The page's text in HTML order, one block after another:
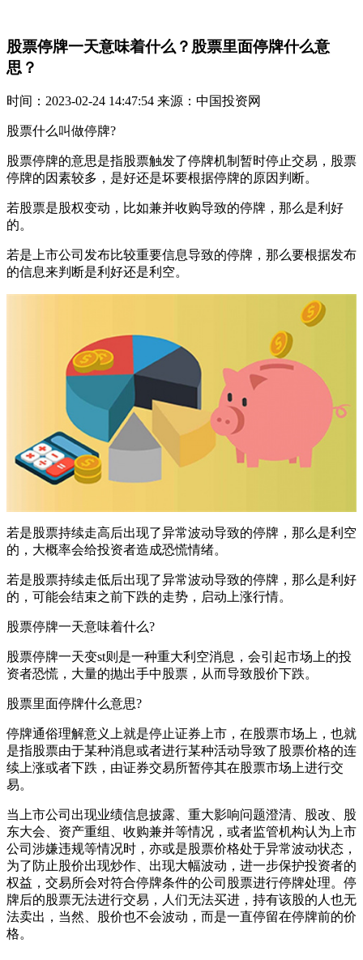
股票停牌一天意味着什么？股票里面停牌什么意
思？
时间：2023-02-24 14:47:54 来源：中国投资网
股票什么叫做停牌?
股票停牌的意思是指股票触发了停牌机制暂时停止交易，股票
停牌的因素较多，是好还是坏要根据停牌的原因判断。
若股票是股权变动，比如兼并收购导致的停牌，那么是利好
的。
若是上市公司发布比较重要信息导致的停牌，那么要根据发布
的信息来判断是利好还是利空。
若是股票持续走高后出现了异常波动导致的停牌，那么是利空
的，大概率会给投资者造成恐慌情绪。
若是股票持续走低后出现了异常波动导致的停牌，那么是利好
的，可能会结束之前下跌的走势，启动上涨行情。
股票停牌一天意味着什么?
股票停牌一天变st则是一种重大利空消息，会引起市场上的投
资者恐慌，大量的抛出手中股票，从而导致股价下跌。
股票里面停牌什么意思?
停牌通俗理解意义上就是停止证券上市，在股票市场上，也就
是指股票由于某种消息或者进行某种活动导致了股票价格的连
续上涨或者下跌，由证券交易所暂停其在股票市场上进行交
易。
当上市公司出现业绩信息披露、重大影响问题澄清、股改、股
东大会、资产重组、收购兼并等情况，或者监管机构认为上市
公司涉嫌违规等情况时，亦或是股票价格处于异常波动状态，
为了防止股价出现炒作、出现大幅波动，进一步保护投资者的
权益，交易所会对符合停牌条件的公司股票进行停牌处理。停
牌后的股票无法进行交易，人们无法买进，持有该股的人也无
法卖出，当然、股价也不会波动，而是一直停留在停牌前的价
格。